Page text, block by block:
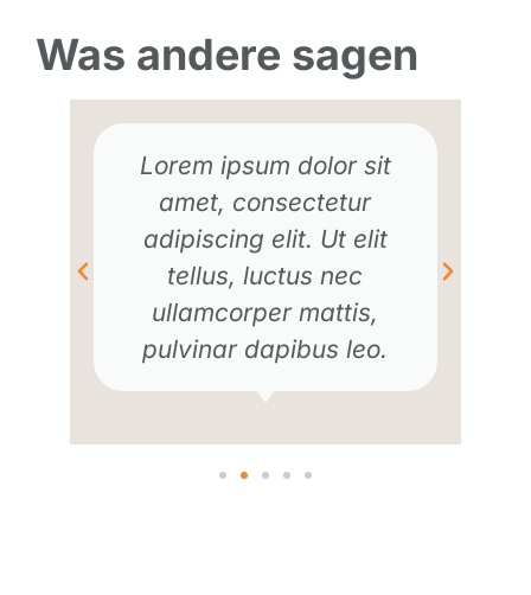
Was andere sagen
Lorem ipsum dolor sit
amet, consectetur
adipiscing elit. Ut elit
tellus, luctus nec
ullamcorper mattis,
pulvinar dapibus leo.